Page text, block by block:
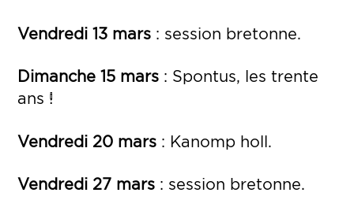
Vendredi 13 mars: session bretonne.
Dimanche 15 mars: Spontus, les trente
ans !
Vendredi 20 mars: Kanomp holl.
Vendredi 27 mars: session bretonne.